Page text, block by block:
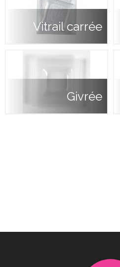
Vitrail carrée
Givrée